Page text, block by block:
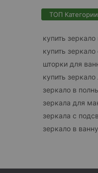
ТОП Категории
купить
купить
шторки для
купить зеркало
зеркало в
зеркала для
зеркала с
зеркало в